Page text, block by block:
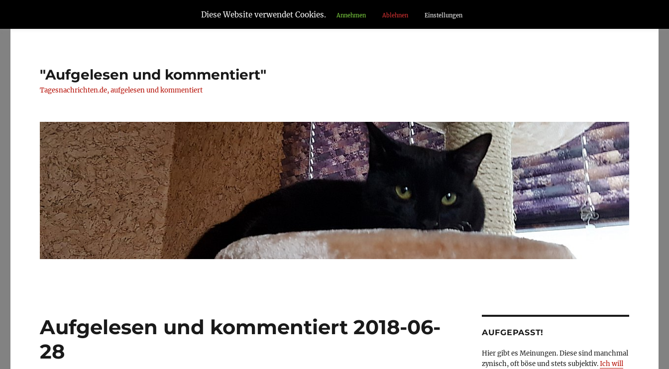
"Aufgelesen und kommentiert"
Tagesnachrichten.de, aufgelesen und kommentiert
Aufgelesen und kommentiert 2018-06-
28
AUFGEPASST!
Hier gibt es Meinungen. Diese sind manchmal
zynisch, oft böse und stets subjektiv.Ich will
Diese Website verwendet Cookies. Annehmen Ablehnen Einstellungen